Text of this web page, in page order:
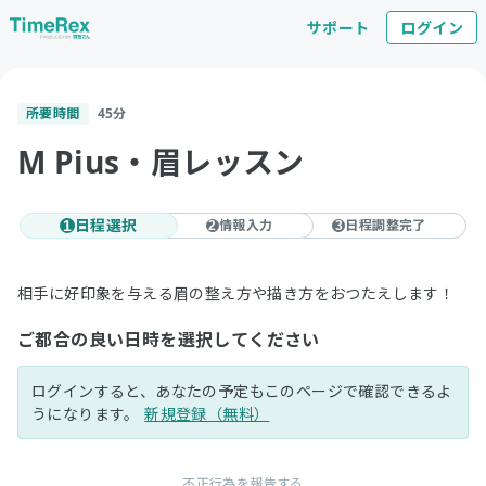
サポート ログイン
所要時間 45分
M Pius・眉レッスン
1 日程選択 2情報入力 3 日程調整完了
相手に好印象を与える眉の整え方や描き方をおつたえします！
ご都合の良い日時を選択してください
ログインすると、あなたの予定もこのページで確認できるよ
うになります。新規登録（無料）